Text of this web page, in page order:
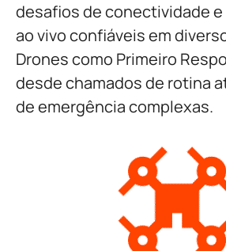
desafios de conectividade
ao vivo confiáveis em
Drones como Primeiro
desde chamados de rotina
de emergência complexas.